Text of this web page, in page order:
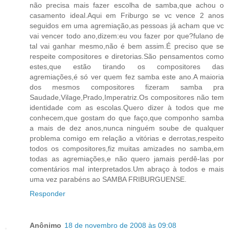
não precisa mais fazer escolha de samba,que achou o
casamento ideal.Aqui em Friburgo se vc vence 2 anos
seguidos em uma agremiação,as pessoas já acham que vc
vai vencer todo ano,dizem:eu vou fazer por que?fulano de
tal vai ganhar mesmo,não é bem assim.É preciso que se
respeite compositores e diretorias.São pensamentos como
estes,que estão tirando os compositores das
agremiações,é só ver quem fez samba este ano.A maioria
dos mesmos compositores fizeram samba pra
Saudade,Vilage,Prado,Imperatriz.Os compositores não tem
identidade com as escolas.Quero dizer à todos que me
conhecem,que gostam do que faço,que componho samba
a mais de dez anos,nunca ninguém soube de qualquer
problema comigo em relação a vitórias e derrotas,respeito
todos os compositores,fiz muitas amizades no samba,em
todas as agremiações,e não quero jamais perdê-las por
comentários mal interpretados.Um abraço à todos e mais
uma vez parabéns ao SAMBA FRIBURGUENSE.
Responder
Anônimo 18 de novembro de 2008 às 09:08